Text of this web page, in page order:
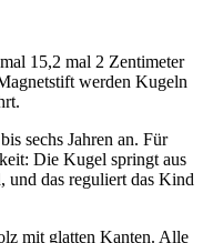
15,2 mal 2 Zentimeter
werden Kugeln
sechs Jahren an. Für
Die Kugel springt aus
und das reguliert das Kind
mit glatten Kanten. Alle